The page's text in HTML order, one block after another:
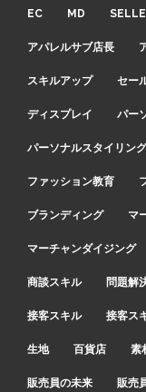
EC MD
アパレルサブ店長
スキルアップ セー
ディスプレイ パー
パーソナルスタイリング
ファッション教育
ブランディング マ
マーチャンダイジング
商談スキル 問題解
接客スキル 接客ス
生地 百貨店 素
販売員の未来 販売